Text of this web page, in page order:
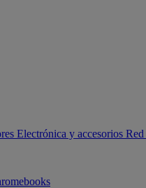
Electrónica y accesorios Red